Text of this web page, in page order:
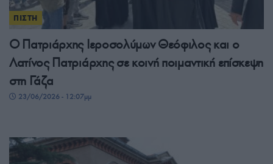
ΠΙΣΤΗ
Ο Πατριάρχης Ιεροσολύμων Θεόφιλος και ο
Λατίνος Πατριάρχης σε κοινή ποιμαντική επίσκεψη
στη Γάζα
23/06/2026 - 12:07μμ